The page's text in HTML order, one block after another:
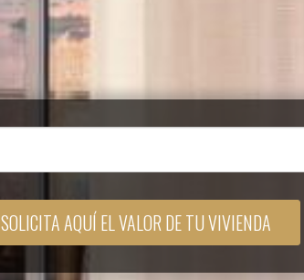
SOLICITA AQUÍ EL VALOR DE TU VIVIENDA